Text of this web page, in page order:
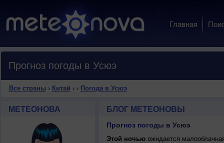
Главная
Прогноз погоды в Усюэ
Все страны › Китай › › Погода в Усюэ
МЕТЕОНОВА БЛОГ МЕТЕОНОВЫ
Прогноз погоды в Усюэ
Этой ночьюожидается